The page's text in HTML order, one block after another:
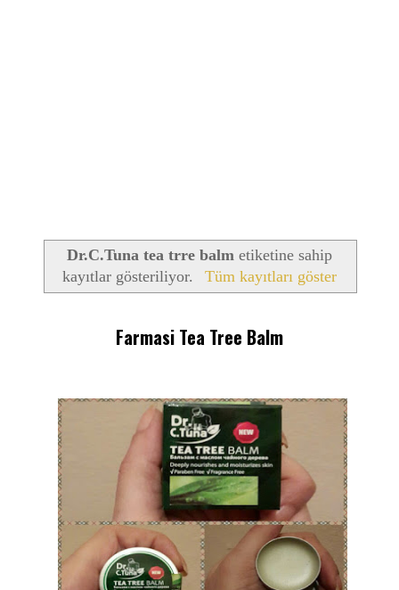
Dr.C.Tuna tea trre balm etiketine sahip
kayıtlar gösteriliyor.
Tüm kayıtları göster
Farmasi Tea Tree Balm